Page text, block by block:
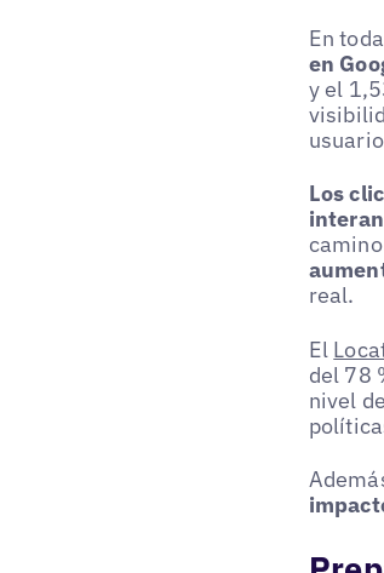
En
en
y el
Los
real.
El
del 78
nivel